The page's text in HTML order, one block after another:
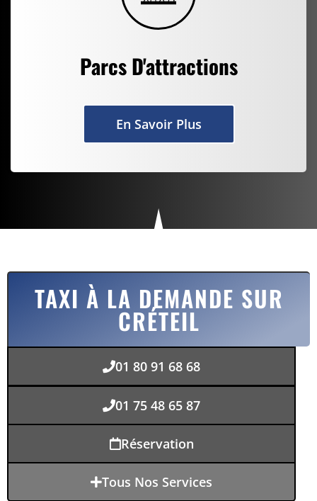
Parcs D'attractions
En Savoir Plus
TAXI À LA DEMANDE SUR
CRÉTEIL
01 80 91 68 68
01 75 48 65 87
Réservation
Tous Nos Services